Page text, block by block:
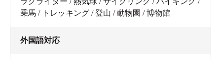
乗馬 / トレッキング / 登山 / 動物園 / 博物館
外国語対応